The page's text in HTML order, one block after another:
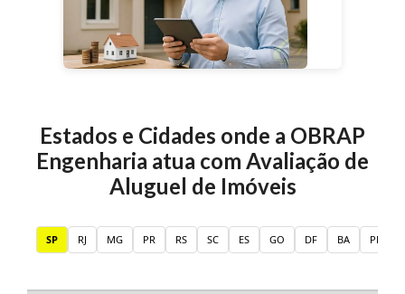
Estados e Cidades onde a OBRAP
Engenharia atua com Avaliação de
Aluguel de Imóveis
SP RJ MG PR RS SC ES GO DF BA PE